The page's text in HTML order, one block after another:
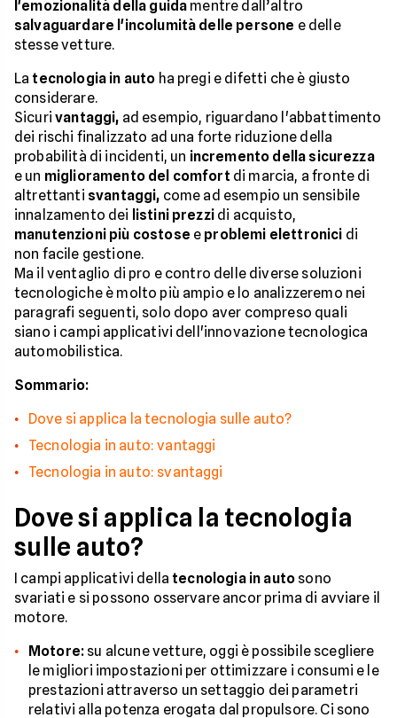
l'emozionalità della guida mentre dall’altro
salvaguardare l'incolumità delle persone e delle
stesse vetture.
La tecnologia in auto ha pregi e difetti che è giusto
considerare.
Sicurivantaggi, ad esempio, riguardano l'abbattimento
dei rischi finalizzato ad una forte riduzione della
probabilità di incidenti, un incremento della sicurezza
e un miglioramento del comfort di marcia, a fronte di
altrettanti svantaggi, come ad esempio un sensibile
innalzamento dei listini prezzidi acquisto,
manutenzioni più costose e problemi elettronici di
non facile gestione.
Ma il ventaglio di pro e contro delle diverse soluzioni
tecnologiche è molto più ampio e lo analizzeremo nei
paragrafi seguenti, solo dopo aver compreso quali
siano i campi applicativi dell'innovazione tecnologica
automobilistica.
Sommario:
Dove si applica la tecnologia sulle auto?
Tecnologia in auto: vantaggi
Tecnologia in auto: svantaggi
Dove si applica la tecnologia
sulle auto?
I campi applicativi della tecnologia in auto sono
svariati e si possono osservare ancor prima di avviare il
motore.
Motore: su alcune vetture, oggi è possibile scegliere
le migliori impostazioni per ottimizzare i consumi e le
prestazioni attraverso un settaggio dei parametri
relativi alla potenza erogata dal propulsore. Ci sono